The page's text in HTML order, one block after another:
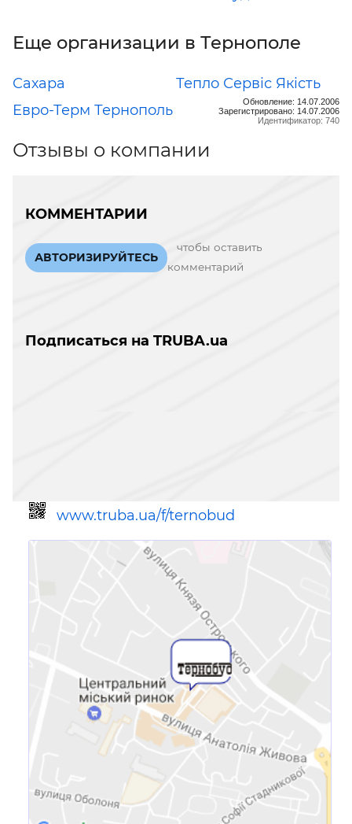
Еще организации в Тернополе
Сахара
Тепло Сервіс Якість
Евро-Терм Тернополь
Обновление: 14.07.2006
Зарегистрировано: 14.07.2006
Идентификатор: 740
Отзывы о компании
КОММЕНТАРИИ
АВТОРИЗИРУЙТЕСЬ
чтобы оставить
комментарий
Подписаться на TRUBA.ua
www.truba.ua/f/ternobud
Ссылка для мобильных устройств